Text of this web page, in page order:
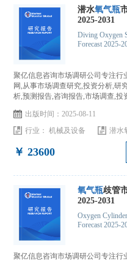
潜水氧气瓶
2025-2031
Diving Oxygen
Forecast 2025-
聚亿信息咨询市场调研公司专注
网,从事市场调查研究,投资分析,研
析,预测报告,咨询报告,市场调查,
出版时间：2025-08-11
行业：机械及设备 潜水
￥ 23600
氧气瓶歧管
2025-2031
Oxygen
Forecast 2025-
聚亿信息咨询市场调研公司专注